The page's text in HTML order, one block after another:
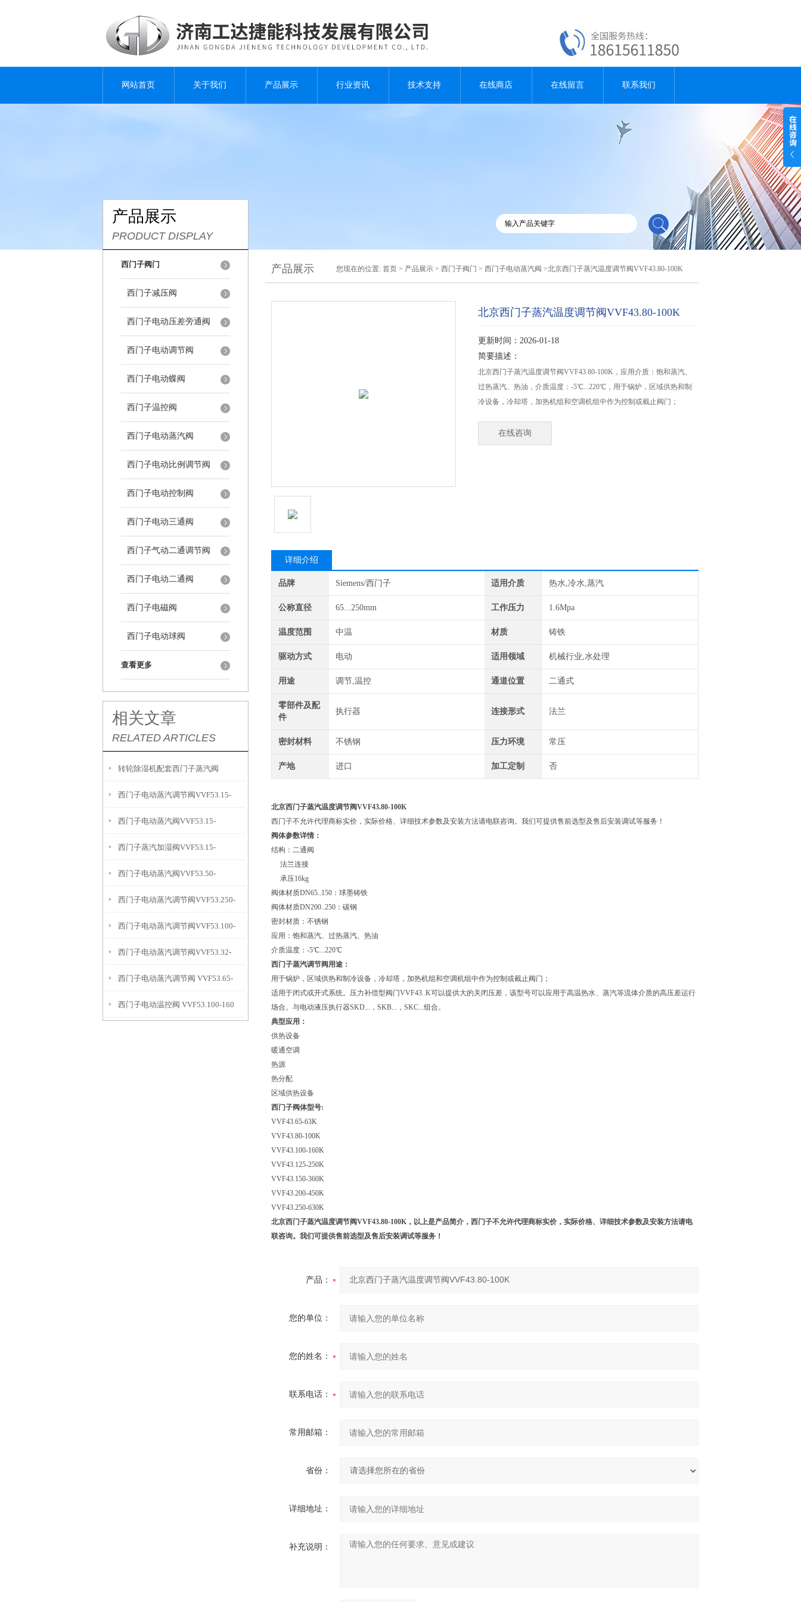
网站首页 关于我们 产品展示 行业资讯 技术支持 在线商店 在线留言 联系我们
产品展示
PRODUCT DISPLAY
西门子阀门
西门子减压阀
西门子电动压差旁通阀
西门子电动调节阀
西门子电动蝶阀
西门子温控阀
西门子电动蒸汽阀
西门子电动比例调节阀
西门子电动控制阀
西门子电动三通阀
西门子气动二通调节阀
西门子电动二通阀
西门子电磁阀
西门子电动球阀
查看更多
相关文章
RELATED ARTICLES
转轮除湿机配套西门子蒸汽阀
VVF53.20+SKD62
西门子电动蒸汽调节阀VVF53.15-
4+SKD62
西门子电动蒸汽阀VVF53.15-
2.5+SKD62
西门子蒸汽加湿阀VVF53.15-
3.2+SKD62
西门子电动蒸汽阀VVF53.50-
31.5+SKD62
西门子电动蒸汽调节阀VVF53.250-
630K
西门子电动蒸汽调节阀VVF53.100-
160+SKC62
西门子电动蒸汽调节阀VVF53.32-
16+SKD62
西门子电动蒸汽调节阀 VVF53.65-
63K+SKC62
西门子电动温控阀 VVF53.100-160
产品展示 您现在的位置: 首页 > 产品展示 > 西门子阀门 > 西门子电动蒸汽阀 >北京西门子蒸汽温度调节阀VVF43.80-100K
北京西门子蒸汽温度调节阀VVF43.80-100K
更新时间：2026-01-18
简要描述：
北京西门子蒸汽温度调节阀VVF43.80-100K，应用介质：饱和蒸汽、
过热蒸汽、热油，介质温度：-5℃...220℃，用于锅炉，区域供热和制
冷设备，冷却塔，加热机组和空调机组中作为控制或截止阀门；
在线咨询
详细介绍
品牌 Siemens/西门子 适用介质 热水,冷水,蒸汽
公称直径 65...250mm 工作压力 1.6Mpa
温度范围 中温 材质 铸铁
驱动方式 电动 适用领域 机械行业,水处理
用途 调节,温控 通道位置 二通式
零部件及配
件
执行器 连接形式 法兰
密封材料 不锈钢 压力环境 常压
产地 进口 加工定制 否
北京西门子蒸汽温度调节阀VVF43.80-100K
西门子不允许代理商标实价，实际价格、详细技术参数及安装方法请电联咨询。我们可提供售前选型及售后安装调试等服务！
阀体参数详情：
结构：二通阀
法兰连接
承压16kg
阀体材质DN65..150：球墨铸铁
阀体材质DN200..250：碳钢
密封材质：不锈钢
应用：饱和蒸汽、过热蒸汽、热油
介质温度：-5℃...220℃
西门子蒸汽调节阀用途：
用于锅炉，区域供热和制冷设备，冷却塔，加热机组和空调机组中作为控制或截止阀门；
适用于闭式或开式系统。压力补偿型阀门VVF43..K可以提供大的关闭压差，该型号可以应用于高温热水、蒸汽等流体介质的高压差运行
场合。与电动液压执行器SKD...，SKB...，SKC...组合。
典型应用：
供热设备
暖通空调
热源
热分配
区域供热设备
西门子阀体型号:
VVF43.65-63K
VVF43.80-100K
VVF43.100-160K
VVF43.125-250K
VVF43.150-360K
VVF43.200-450K
VVF43.250-630K
北京西门子蒸汽温度调节阀VVF43.80-100K ，以上是产品简介，西门子不允许代理商标实价，实际价格、详细技术参数及安装方法请电
联咨询。我们可提供售前选型及售后安装调试等服务！
产品：
您的单位：
您的姓名：
联系电话：
常用邮箱：
省份：
详细地址：
补充说明：